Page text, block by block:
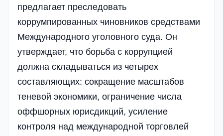
предлагает преследовать
коррумпированных чиновников средствами
Международного уголовного суда. Он
утверждает, что борьба с коррупцией
должна складываться из четырех
составляющих: сокращение масштабов
теневой экономики, ограничение числа
оффшорных юрисдикций, усиление
контроля над международной торговлей